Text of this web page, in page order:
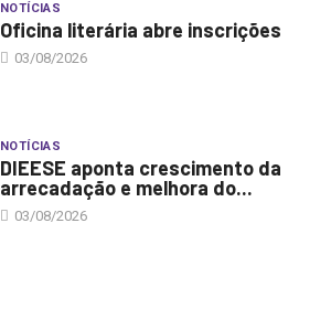
NOTÍCIAS
Oficina literária abre inscrições
03/08/2026
NOTÍCIAS
DIEESE aponta crescimento da
arrecadação e melhora do...
03/08/2026